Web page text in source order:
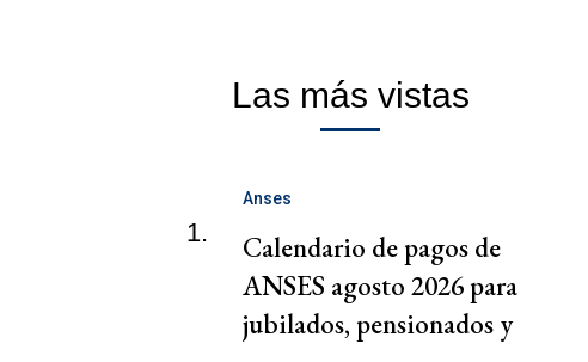
Las más vistas
1.
Anses
Calendario de pagos de
ANSES agosto 2026 para
jubilados, pensionados y